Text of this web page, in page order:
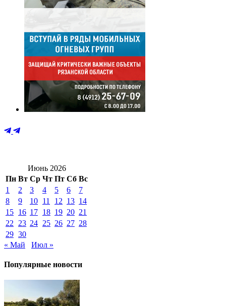
Июнь 2026
Пн Вт Ср Чт Пт Сб Вс
1
2 3 4 5 6
7
8
9 10 11 12 13 14
15 16 17 18 19 20 21
22
23 24 25 26 27 28
29 30
« Май
Июл »
Популярные новости